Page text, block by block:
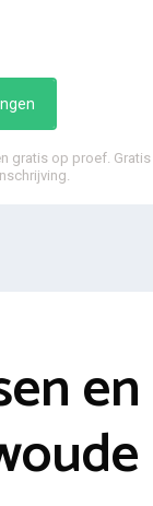
gratis op proef. Gratis